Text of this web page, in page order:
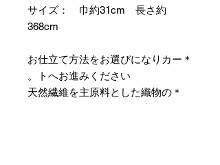
サイズ： 巾約31cm 長さ約
368cm
＊お仕立て方法をお選びになりカー
トへお進みください。
＊天然繊維を主原料とした織物の